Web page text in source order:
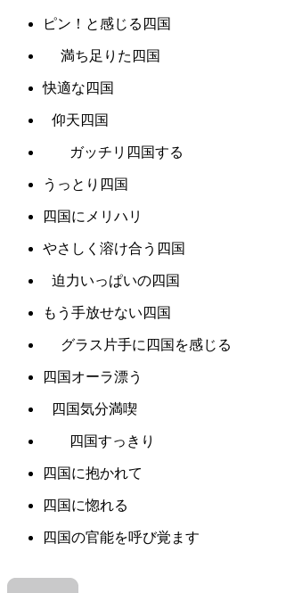
ピン！と感じる四国
満ち足りた四国
快適な四国
仰天四国
ガッチリ四国する
うっとり四国
四国にメリハリ
やさしく溶け合う四国
迫力いっぱいの四国
もう手放せない四国
グラス片手に四国を感じる
四国オーラ漂う
四国気分満喫
四国すっきり
四国に抱かれて
四国に惚れる
四国の官能を呼び覚ます